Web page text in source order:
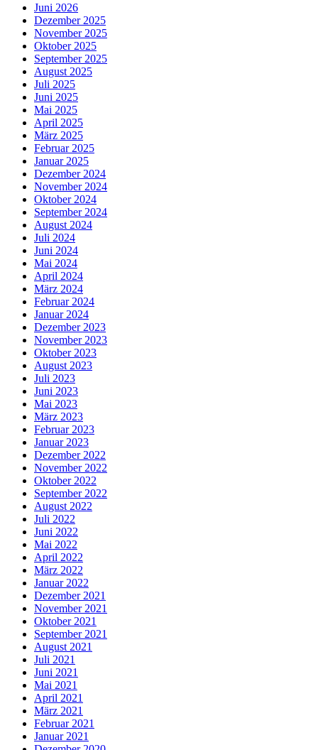
Juni 2026
Dezember 2025
November 2025
Oktober 2025
September 2025
August 2025
Juli 2025
Juni 2025
Mai 2025
April 2025
März 2025
Februar 2025
Januar 2025
Dezember 2024
November 2024
Oktober 2024
September 2024
August 2024
Juli 2024
Juni 2024
Mai 2024
April 2024
März 2024
Februar 2024
Januar 2024
Dezember 2023
November 2023
Oktober 2023
August 2023
Juli 2023
Juni 2023
Mai 2023
März 2023
Februar 2023
Januar 2023
Dezember 2022
November 2022
Oktober 2022
September 2022
August 2022
Juli 2022
Juni 2022
Mai 2022
April 2022
März 2022
Januar 2022
Dezember 2021
November 2021
Oktober 2021
September 2021
August 2021
Juli 2021
Juni 2021
Mai 2021
April 2021
März 2021
Februar 2021
Januar 2021